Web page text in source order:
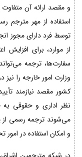
و مقصد ارائه آن
استفاده از مهر
توسط فرد دارای مجوز
از موارد، برای
سفارت‌ها، ترجمه
وزارت امور خارجه را
کشور مقصد نیازمند
نظر اداری و حقوقی به
می‌شوند ترجمه رسمی از
و امکان استفاده در